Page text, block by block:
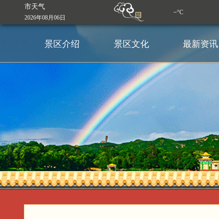
市天气
2026年08月06日
~°C
景区介绍 景区文化 最新资讯